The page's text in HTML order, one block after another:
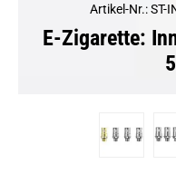
Artikel-Nr.: ST-
E-Zigarette: